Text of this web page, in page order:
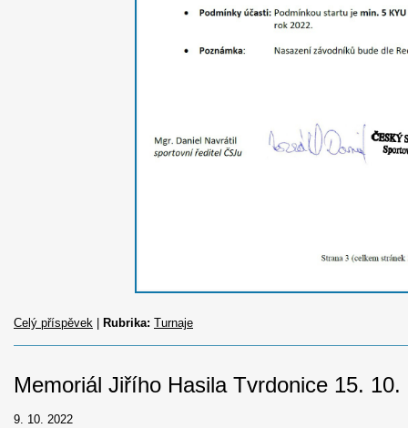
Celý příspěvek Rubrika: Turnaje
Memoriál Jiřího Hasila Tvrdonice 15. 10.
9. 10. 2022